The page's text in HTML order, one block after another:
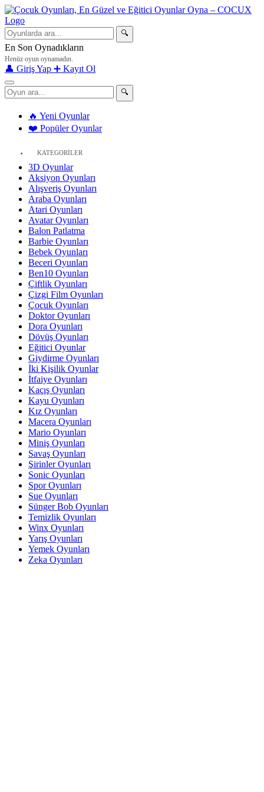
🔍
En Son Oynadıkların
Henüz oyun oynamadın.
👤 Giriş Yap ➕ Kayıt Ol
🔍
🔥 Yeni Oyunlar
❤️ Popüler Oyunlar
KATEGORİLER
3D Oyunlar
Aksiyon Oyunları
Alışveriş Oyunları
Araba Oyunları
Atari Oyunları
Avatar Oyunları
Balon Patlatma
Barbie Oyunları
Bebek Oyunları
Beceri Oyunları
Ben10 Oyunları
Çiftlik Oyunları
Çizgi Film Oyunları
Çocuk Oyunları
Doktor Oyunları
Dora Oyunları
Dövüş Oyunları
Eğitici Oyunlar
Giydirme Oyunları
İki Kişilik Oyunlar
İtfaiye Oyunları
Kaçış Oyunları
Kayu Oyunları
Kız Oyunları
Macera Oyunları
Mario Oyunları
Miniş Oyunları
Savaş Oyunları
Şirinler Oyunları
Sonic Oyunları
Spor Oyunları
Sue Oyunları
Sünger Bob Oyunları
Temizlik Oyunları
Winx Oyunları
Yarış Oyunları
Yemek Oyunları
Zeka Oyunları